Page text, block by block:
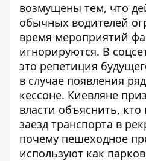
возмущены тем, что
обычных водителей
время мероприятий
игнорируются. В
это репетиция
в случае появления
кессоне. Киевляне
власти объяснить,
заезд транспорта в
почему пешеходное
используют как